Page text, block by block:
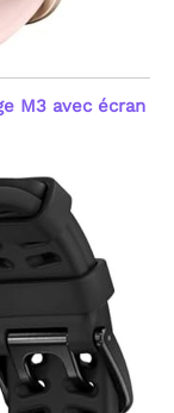
M3 avec écran